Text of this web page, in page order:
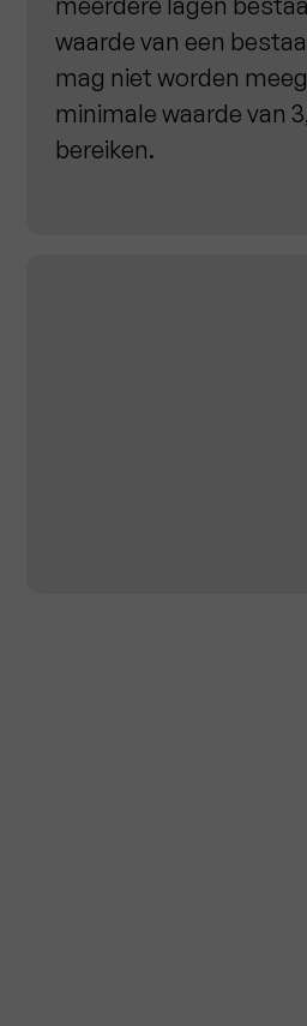
waarde van een
mag niet worden
minimale waarde van
bereiken.